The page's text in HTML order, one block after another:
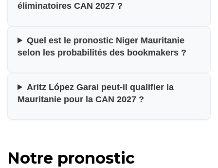
éliminatoires CAN 2027 ?
Quel est le pronostic Niger Mauritanie
selon les probabilités des bookmakers ?
Aritz López Garai peut-il qualifier la
Mauritanie pour la CAN 2027 ?
Notre pronostic